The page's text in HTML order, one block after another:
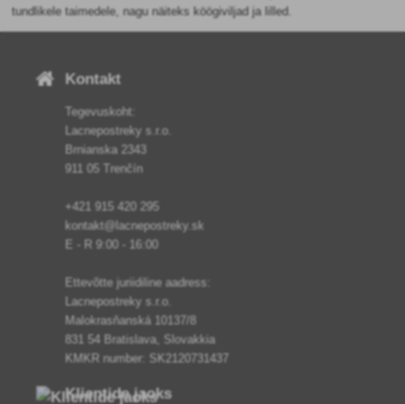
tundlikele taimedele, nagu näiteks köögiviljad ja lilled.
Kontakt
Tegevuskoht:
Lacnepostreky s.r.o.
Brnianska 2343
911 05 Trenčín
+421 915 420 295
kontakt@lacnepostreky.sk
E - R 9:00 - 16:00
Ettevõtte juriidiline aadress:
Lacnepostreky s.r.o.
Malokrasňanská 10137/8
831 54 Bratislava, Slovakkia
KMKR number: SK2120731437
Klientide jaoks